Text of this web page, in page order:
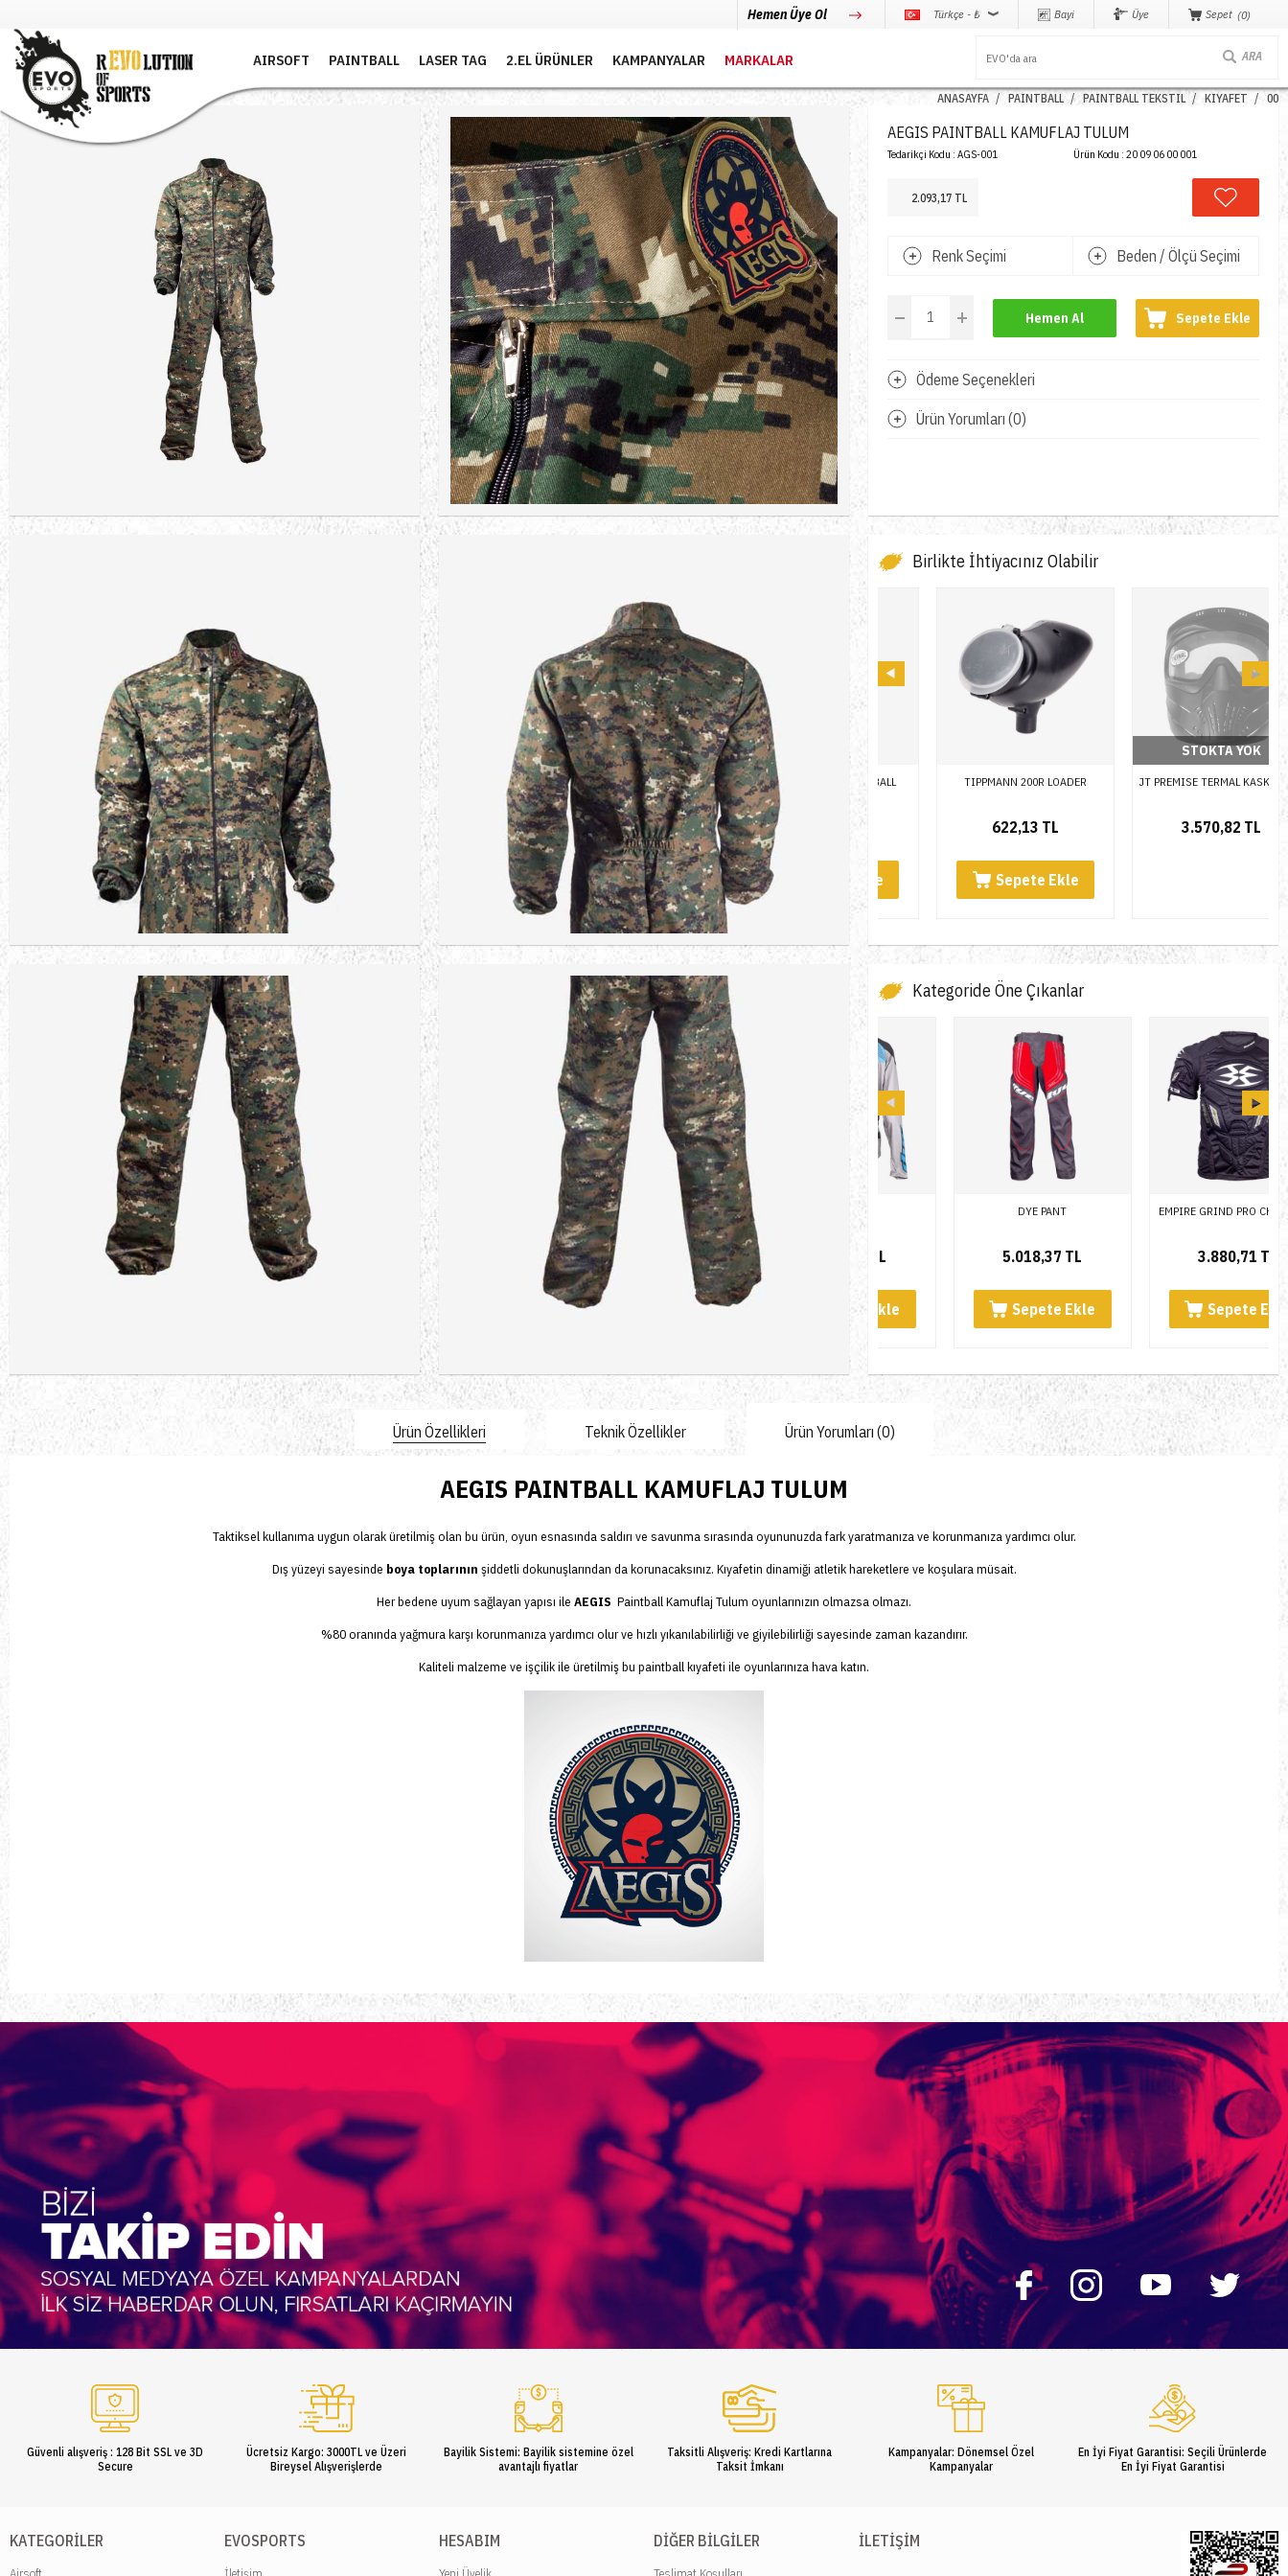
Hemen Üye Ol Türkçe - ₺ Bayi Üye Sepet 0
AIRSOFT PAINTBALL LASER TAG 2.EL ÜRÜNLER KAMPANYALAR MARKALAR
ANASAYFA PAINTBALL PAINTBALL TEKSTIL KIYAFET 00
AEGIS PAINTBALL KAMUFLAJ TULUM
Tedarikçi Kodu : AGS-001 Ürün Kodu : 20 09 06 00 001
2.093,17 TL
Renk Seçimi Beden / Ölçü Seçimi
Hemen Al Sepete Ekle
Ödeme Seçenekleri
Ürün Yorumları (0)
Birlikte İhtiyacınız Olabilir
YARIM PARMAK PAINTBALL
ELDİVENİ
477,66 TL
Sepete Ekle
TIPPMANN 200R LOADER
622,13 TL
Sepete Ekle
STOKTA YOK
JT PREMISE TERMAL KASK SİYAH
3.570,82 TL
Kategoride Öne Çıkanlar
DYE JERSEY
2.738,40 TL 5.018,37 TL
Sepete Ekle
EMPIRE GRIND PRO CHEST THT
3.880,71 TL
Sepete Ekle
Ürün Özellikleri Teknik Özellikler Ürün Yorumları (0)
AEGIS PAINTBALL KAMUFLAJ TULUM
Taktiksel kullanıma uygun olarak üretilmiş olan bu ürün, oyun esnasında saldırı ve savunma sırasında oyununuzda fark yaratmanıza ve korunmanıza yardımcı olur.
Dış yüzeyi sayesinde boya toplarının şiddetli dokunuşlarından da korunacaksınız. Kıyafetin dinamiği atletik hareketlere ve koşulara müsait.
Her bedene uyum sağlayan yapısı ile AEGIS Paintball Kamuflaj Tulum oyunlarınızın olmazsa olmazı.
%80 oranında yağmura karşı korunmanıza yardımcı olur ve hızlı yıkanılabilirliği ve giyilebilirliği sayesinde zaman kazandırır.
Kaliteli malzeme ve işçilik ile üretilmiş bu paintball kıyafeti ile oyunlarınıza hava katın.
Güvenli alışveriş : 128 Bit SSL ve 3D
Secure
Ücretsiz Kargo: 3000TL ve Üzeri
Bireysel Alışverişlerde
Bayilik Sistemi: Bayilik sistemine özel
avantajlı fiyatlar
Taksitli Alışveriş: Kredi Kartlarına
Taksit İmkanı
Kampanyalar: Dönemsel Özel
Kampanyalar
En İyi Fiyat Garantisi: Seçili Ürünlerde
En İyi Fiyat Garantisi
KATEGORILER EVOSPORTS HESABIM DIĞER BILGILER İLETIŞIM